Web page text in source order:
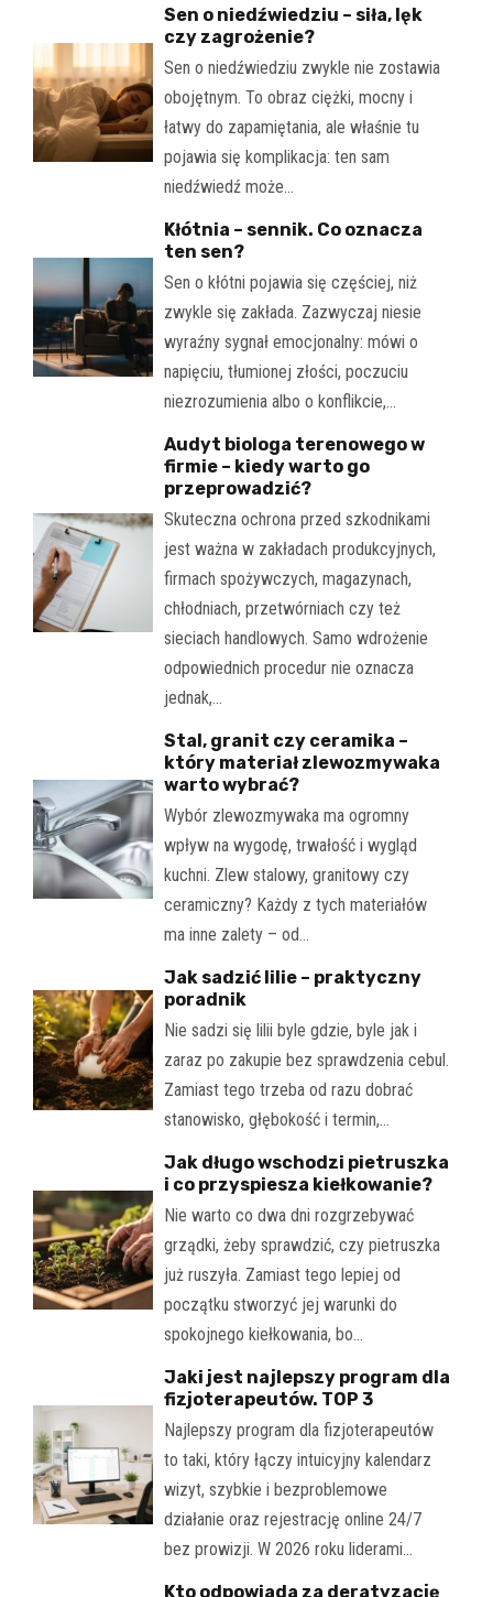
Sen o niedźwiedziu – siła, lęk
czy zagrożenie?
Sen o niedźwiedziu zwykle nie zostawia
obojętnym. To obraz ciężki, mocny i
łatwy do zapamiętania, ale właśnie tu
pojawia się komplikacja: ten sam
niedźwiedź może…
Kłótnia – sennik. Co oznacza
ten sen?
Sen o kłótni pojawia się częściej, niż
zwykle się zakłada. Zazwyczaj niesie
wyraźny sygnał emocjonalny: mówi o
napięciu, tłumionej złości, poczuciu
niezrozumienia albo o konflikcie,…
Audyt biologa terenowego w
firmie – kiedy warto go
przeprowadzić?
Skuteczna ochrona przed szkodnikami
jest ważna w zakładach produkcyjnych,
firmach spożywczych, magazynach,
chłodniach, przetwórniach czy też
sieciach handlowych. Samo wdrożenie
odpowiednich procedur nie oznacza
jednak,…
Stal, granit czy ceramika –
który materiał zlewozmywaka
warto wybrać?
Wybór zlewozmywaka ma ogromny
wpływ na wygodę, trwałość i wygląd
kuchni. Zlew stalowy, granitowy czy
ceramiczny? Każdy z tych materiałów
ma inne zalety – od…
Jak sadzić lilie – praktyczny
poradnik
Nie sadzi się lilii byle gdzie, byle jak i
zaraz po zakupie bez sprawdzenia cebul.
Zamiast tego trzeba od razu dobrać
stanowisko, głębokość i termin,…
Jak długo wschodzi pietruszka
i co przyspiesza kiełkowanie?
Nie warto co dwa dni rozgrzebywać
grządki, żeby sprawdzić, czy pietruszka
już ruszyła. Zamiast tego lepiej od
początku stworzyć jej warunki do
spokojnego kiełkowania, bo…
Jaki jest najlepszy program dla
fizjoterapeutów. TOP 3
Najlepszy program dla fizjoterapeutów
to taki, który łączy intuicyjny kalendarz
wizyt, szybkie i bezproblemowe
działanie oraz rejestrację online 24/7
bez prowizji. W 2026 roku liderami…
Kto odpowiada za deratyzację